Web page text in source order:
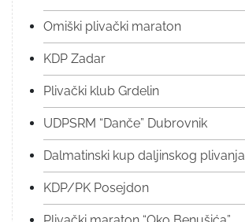
Omiški plivački maraton
KDP Zadar
Plivački klub Grdelin
UDPSRM “Danče” Dubrovnik
Dalmatinski kup daljinskog plivanja
KDP/PK Posejdon